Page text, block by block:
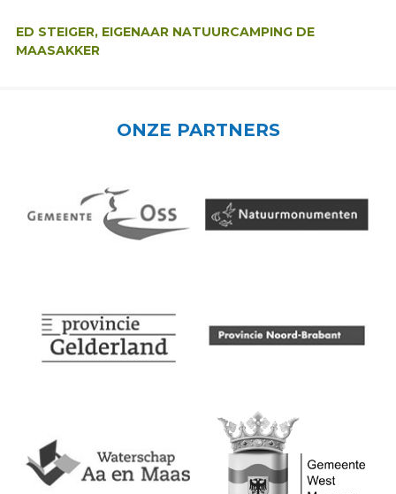
ED STEIGER, EIGENAAR NATUURCAMPING DE
MAASAKKER
ONZE PARTNERS